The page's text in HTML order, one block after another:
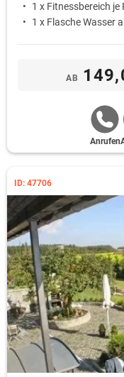
1 x Fitnessbereich je
1 x Flasche Wasser
AB
Anrufen
ID: 47706